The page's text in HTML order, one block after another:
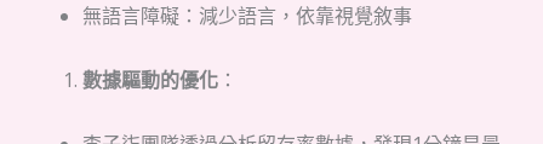
無語言障礙：減少語言，依靠視覺敘事
數據驅動的優化 ：